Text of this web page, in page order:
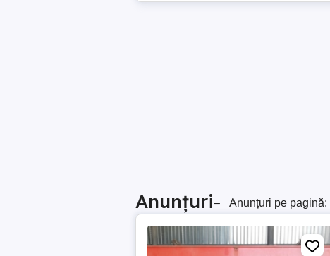
Anunțuri– Anunțuri pe pagină: